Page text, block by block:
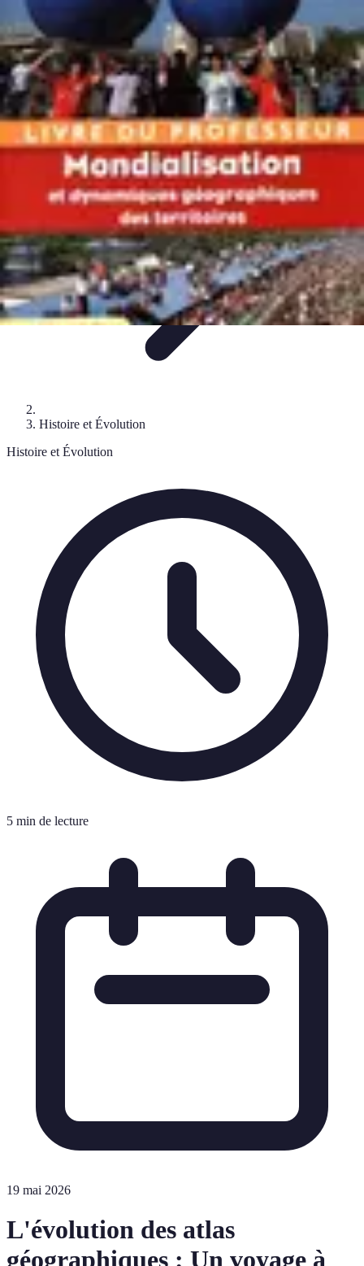
Atlas Géographique
Tendances
Perception et UtilisationGuide d'achat
Éducation et
ApprentissageAtlas Thématiques
Atlas Géographique
Histoire et Évolution
Histoire et Évolution
5 min de lecture
19 mai 2026
L'évolution des atlas
géographiques : Un voyage à